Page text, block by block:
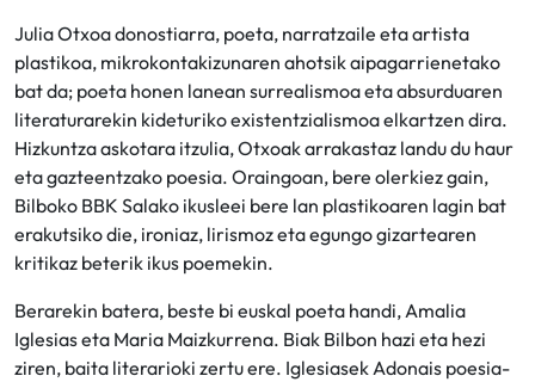
Julia Otxoa donostiarra, poeta, narratzaile eta artista
plastikoa, mikrokontakizunaren ahotsik aipagarrienetako
bat da; poeta honen lanean surrealismoa eta absurduaren
literaturarekin kideturiko existentzialismoa elkartzen dira.
Hizkuntza askotara itzulia, Otxoak arrakastaz landu du haur
eta gazteentzako poesia. Oraingoan, bere olerkiez gain,
Bilboko BBK Salako ikusleei bere lan plastikoaren lagin bat
erakutsiko die, ironiaz, lirismoz eta egungo gizartearen
kritikaz beterik ikus poemekin.
Berarekin batera, beste bi euskal poeta handi, Amalia
Iglesias eta Maria Maizkurrena. Biak Bilbon hazi eta hezi
ziren, baita literarioki zertu ere. Iglesiasek Adonais poesia-